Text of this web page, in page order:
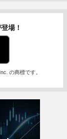
場！
の商標です。